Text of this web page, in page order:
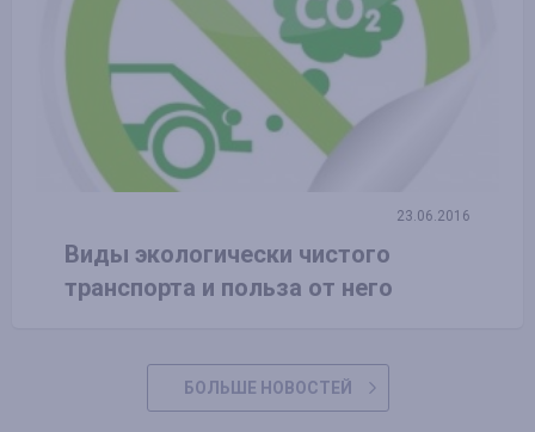
23.06.2016
Виды экологически чистого
транспорта и польза от него
БОЛЬШЕ НОВОСТЕЙ